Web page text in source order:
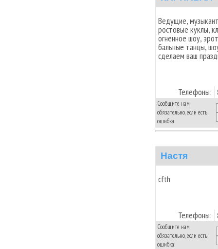
Ведущие,
ростовые куклы,
огненное шоу,
бальные танцы,
сделаем ваш
Телефоны:
Сообщите нам
обязательно, если есть
ошибка:
Настя
cfth
Телефоны:
Сообщите нам
обязательно, если есть
ошибка: